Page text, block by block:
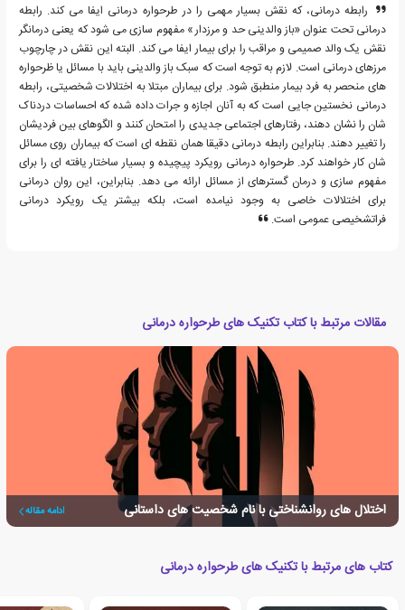
رابطه درمانی، که نقش بسیار مهمی را در طرحواره درمانی ایفا می کند. رابطه
درمانی تحت عنوان «باز والدینی حد و مرزدار » مفهوم سازی می شود که یعنی درمانگر
نقش یک والد صمیمی و مراقب را برای بیمار ایفا می کند. البته این نقش در چارچوب
مرزهای درمانی است. لازم به توجه است که سبک باز والدینی باید با مسائل یا ظرحواره
های منحصر به فرد بیمار منطبق شود. برای بیماران مبتلا به اختلالات شخصیتی، رابطه
درمانی نخستین جایی است که به آنان اجازه و جرات داده شده که احساسات دردناک
شان را نشان دهند، رفتارهای اجتماعی جدیدی را امتحان کنند و الگوهای بین فردیشان
را تغییر دهند. بنابراین رابطه درمانی دقیقا همان نقطه ای است که بیماران روی مسائل
شان کار خواهند کرد. طرحواره درمانی رویکرد پیچیده و بسیار ساختار یافته ای را برای
مفهوم سازی و درمان گسترهای از مسائل ارائه می دهد. بنابراین، این روان درمانی
برای اختلالات خاصی به وجود نیامده است، بلکه بیشتر یک رویکرد درمانی
فراتشخیصی عمومی است.
مقالات مرتبط با کتاب تکنیک های طرحواره درمانی
اختلال های روانشناختی با نام شخصیت های داستانی ادامه مقاله
کتاب های مرتبط با تکنیک های طرحواره درمانی